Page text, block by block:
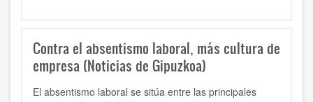
Contra el absentismo laboral, más cultura de
empresa (Noticias de Gipuzkoa)
El absentismo laboral se sitúa entre las principales